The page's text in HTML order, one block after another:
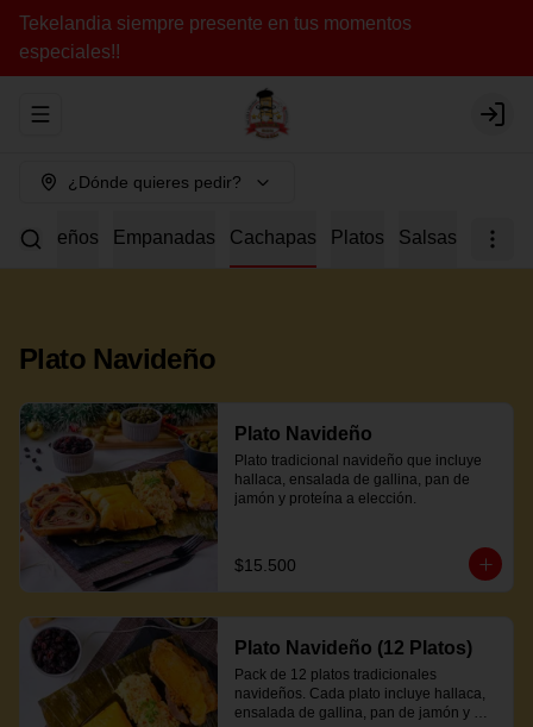
Tekelandia siempre presente en tus momentos
especiales!!
Abrir menu de navegación Login
¿Dónde quieres pedir?
Tequeños Empanadas Cachapas Platos Salsas
Plato Navideño
Plato Navideño
Plato tradicional navideño que incluye
hallaca, ensalada de gallina, pan de
jamón y proteína a elección.
$15.500
Plato Navideño (12 Platos)
Pack de 12 platos tradicionales
navideños. Cada plato incluye hallaca,
ensalada de gallina, pan de jamón y